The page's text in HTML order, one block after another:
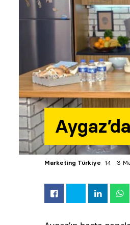
Marketing Türkiye 3